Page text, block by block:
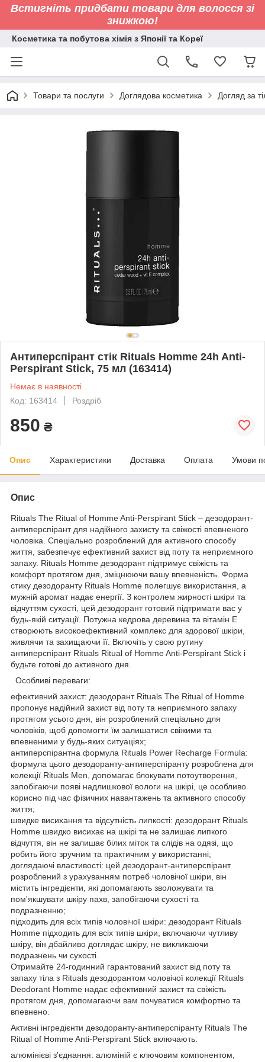
Встигніть придбати товари для волосся зі
знижкою!
Косметика та побутова хімія з Японії та Кореї
Товари та послуги Доглядова косметика Догляд за
Антиперспірант стік Rituals Homme 24h Anti-
Perspirant Stick, 75 мл (163414)
Немає в наявності
Код: 163414
Роздріб
850 ₴
Опис Характеристики Доставка Оплата Умови
Опис
Rituals The Ritual of Homme Anti-Perspirant Stick – дезодорант-
антиперспірант для надійного захисту та свіжості впевненого
чоловіка. Спеціально розроблений для активного способу
життя, забезпечує ефективний захист від поту та неприємного
запаху. Rituals Homme дезодорант підтримує свіжість та
комфорт протягом дня, зміцнюючи вашу впевненість. Форма
стику дезодоранту Rituals Homme полегшує використання, а
мужній аромат надає енергії. З контролем жирності шкіри та
відчуттям сухості, цей дезодорант готовий підтримати вас у
будь-якій ситуації. Потужна кедрова деревина та вітамін Е
створюють високоефективний комплекс для здорової шкіри,
живлячи та захищаючи її. Включіть у свою рутину
антиперспірант Rituals Ritual of Homme Anti-Perspirant Stick і
будьте готові до активного дня.
Особливі переваги:
ефективний захист: дезодорант Rituals The Ritual of Homme
пропонує надійний захист від поту та неприємного запаху
протягом усього дня, він розроблений спеціально для
чоловіків, щоб допомогти їм залишатися свіжими та
впевненими у будь-яких ситуаціях;
антиперспірантна формула Rituals Power Recharge Formula:
формула цього дезодоранту-антиперспіранту розроблена для
колекції Rituals Men, допомагає блокувати потоутворення,
запобігаючи появі надлишкової вологи на шкірі, це особливо
корисно під час фізичних навантажень та активного способу
життя;
швидке висихання та відсутність липкості: дезодорант Rituals
Homme швидко висихає на шкірі та не залишає липкого
відчуття, він не залишає білих міток та слідів на одязі, що
робить його зручним та практичним у використанні;
доглядаючі властивості: цей дезодорант-антиперспірант
розроблений з урахуванням потреб чоловічої шкіри, він
містить інгредієнти, які допомагають зволожувати та
пом'якшувати шкіру пахв, запобігаючи сухості та
подразненню;
підходить для всіх типів чоловічої шкіри: дезодорант Rituals
Homme підходить для всіх типів шкіри, включаючи чутливу
шкіру, він дбайливо доглядає шкіру, не викликаючи
подразнень чи сухості.
Отримайте 24-годинний гарантований захист від поту та
запаху тіла з Rituals дезодорантом чоловічої колекції Rituals
Deodorant Homme надає ефективний захист та свіжість
протягом дня, допомагаючи вам почуватися комфортно та
впевнено.
Активні інгредієнти дезодоранту-антиперспіранту Rituals The
Ritual of Homme Anti-Perspirant Stick включають:
алюмінієві з'єднання: алюміній є ключовим компонентом,